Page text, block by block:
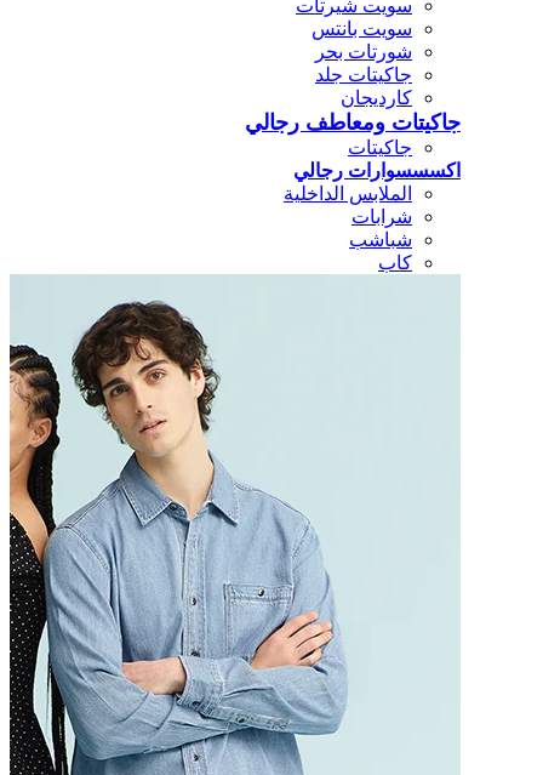
سويت شيرتات
سويت بانتس
شورتات بحر
جاكيتات جلد
كارديجان
جاكيتات ومعاطف رجالي
جاكيتات
اكسسسوارات رجالي
الملابس الداخلية
شرابات
شباشب
كاب